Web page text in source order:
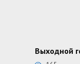
Выходной